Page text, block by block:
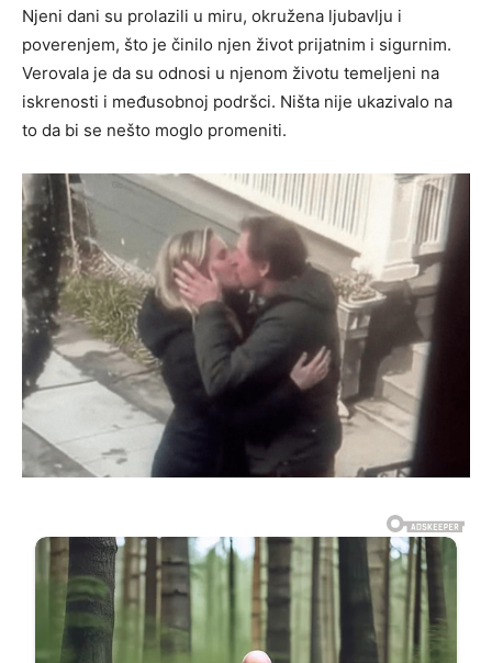
Njeni dani su prolazili u miru, okružena ljubavlju i
poverenjem, što je činilo njen život prijatnim i sigurnim.
Verovala je da su odnosi u njenom životu temeljeni na
iskrenosti i međusobnoj podršci. Ništa nije ukazivalo na
to da bi se nešto moglo promeniti.